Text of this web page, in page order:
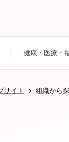
健康・医療・
サイト 組織から